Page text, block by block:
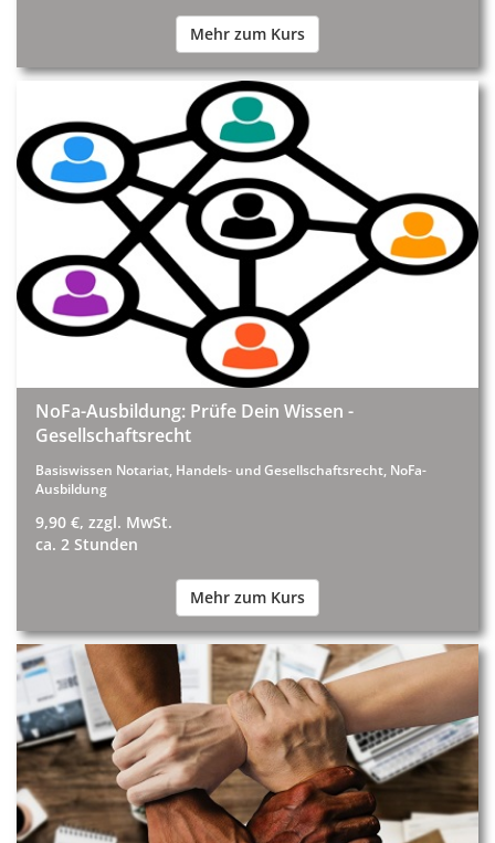
Mehr zum Kurs
NoFa-Ausbildung: Prüfe Dein Wissen -
Gesellschaftsrecht
Basiswissen Notariat, Handels- und Gesellschaftsrecht, NoFa-
Ausbildung
9,90 €, zzgl. MwSt.
ca. 2 Stunden
Mehr zum Kurs